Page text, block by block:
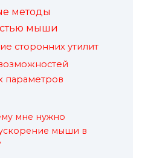
методы
мыши
сторонних утилит
параметров
мне нужно
мыши в